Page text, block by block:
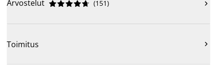
Arvostelut 




 (151) 
Toimitus 